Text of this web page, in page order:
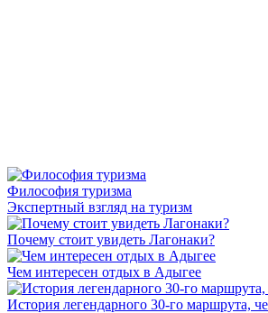
Философия туризма
Экспертный взгляд на туризм
Почему стоит увидеть Лагонаки?
Чем интересен отдых в Адыгее
История легендарного 30-го маршрута,